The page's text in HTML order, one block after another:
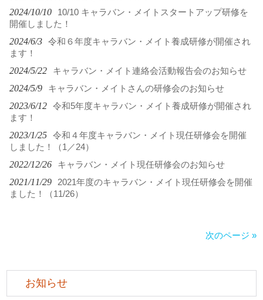
2024/10/10
10/10 キャラバン・メイトスタートアップ研修を
開催しました！
2024/6/3
令和６年度キャラバン・メイト養成研修が開催され
ます！
2024/5/22 キャラバン・メイト連絡会活動報告会のお知らせ
2024/5/9 キャラバン・メイトさんの研修会のお知らせ
2023/6/12
令和5年度キャラバン・メイト養成研修が開催され
ます！
2023/1/25
令和４年度キャラバン・メイト現任研修会を開催
しました！（1／24）
2022/12/26 キャラバン・メイト現任研修会のお知らせ
2021/11/29
2021年度のキャラバン・メイト現任研修会を開催
ました！（11/26）
次のページ »
お知らせ